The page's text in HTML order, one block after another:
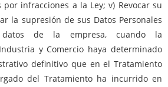
infracciones a la Ley; v) Revocar su
la supresión de sus Datos Personales
de la empresa, cuando la
y Comercio haya determinado
definitivo que en el Tratamiento
del Tratamiento ha incurrido en